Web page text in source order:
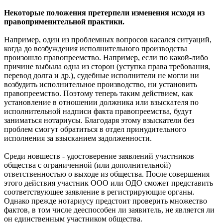
Некоторые положения претерпели изменения исходя из
правоприменительной практики.
Например, один из проблемных вопросов касался ситуаций,
когда до возбуждения исполнительного производства
произошло правопреемство. Например, если по какой-либо
причине выбыла одна из сторон (уступка права требования,
перевод долга и др.), судебные исполнители не могли ни
возбудить исполнительное производство, ни установить
правопреемство. Поэтому теперь таким действием, как
установление в отношении должника или взыскателя по
исполнительной надписи факта правопреемства, будут
заниматься нотариусы. Благодаря этому взыскатели без
проблем смогут обратиться в отдел принудительного
исполнения за взысканием задолженности.
Среди новшеств - удостоверение заявлений участников
общества с ограниченной (или дополнительной)
ответственностью о выходе из общества. После совершения
этого действия участник ООО или ОДО сможет представить
соответствующее заявление в регистрирующие органы.
Однако прежде нотариусу предстоит проверить множество
фактов, в том числе дееспособен ли заявитель, не является ли
он единственным участником общества.